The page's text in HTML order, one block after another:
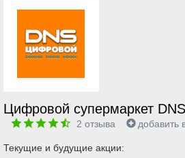
Цифровой супермаркет DNS
2 отзыва добавить
Текущие и будущие акции: